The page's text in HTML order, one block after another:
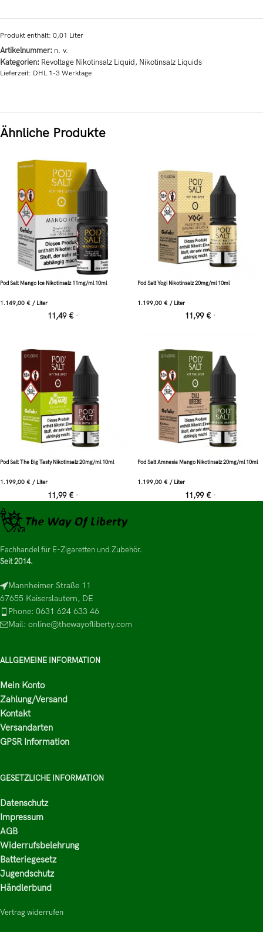
Produkt enthält: 0,01 Liter
Artikelnummer: n. v.
Kategorien: Revoltage Nikotinsalz Liquid, Nikotinsalz Liquids
Lieferzeit: DHL 1-3 Werktage
Ähnliche Produkte
Pod Salt Mango Ice Nikotinsalz 11mg/ml 10ml
1.149,00 € / Liter
11,49 € *
Pod Salt Yogi Nikotinsalz 20mg/ml 10ml
1.199,00 € / Liter
11,99 € *
Pod Salt The Big Tasty Nikotinsalz 20mg/ml 10ml
1.199,00 € / Liter
11,99 € *
Pod Salt Amnesia Mango Nikotinsalz 20mg/ml 10ml
1.199,00 € / Liter
11,99 € *
Fachhandel für E-Zigaretten und Zubehör.
Seit 2014.
Mannheimer Straße 11
67655 Kaiserslautern, DE
Phone: 0631 624 633 46
Mail: online@thewayofliberty.com
ALLGEMEINE INFORMATION
Mein Konto
Zahlung/Versand
Kontakt
Versandarten
GPSR Information
GESETZLICHE INFORMATION
Datenschutz
Impressum
AGB
Widerrufsbelehrung
Batteriegesetz
Jugendschutz
Händlerbund
Vertrag widerrufen